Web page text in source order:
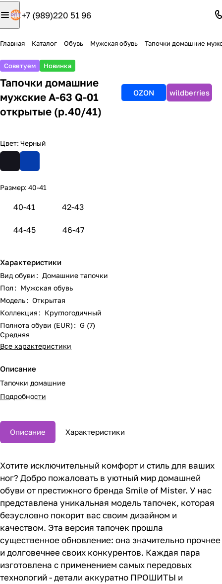
+7 (989)220 51 96
Главная Каталог Обувь Мужская обувь Тапочки домашние
Советуем Новинка
Тапочки домашние
мужские А-63 Q-01
открытые (р.40/41)
Цвет: Черный
Размер: 40-41
40-41 42-43
44-45 46-47
Характеристики
Вид обуви : Домашние тапочки
Пол : Мужская обувь
Модель: Открытая
Коллекция : Круглогодичный
Полнота обуви (EUR) : G (7)
Средняя
Все характеристики
Описание
Тапочки домашние
Подробности
OZON wildberries
Описание Характеристики
Хотите исключительный комфорт и стиль для ваших
ног? Добро пожаловать в уютный мир домашней
обуви от престижного бренда Smile of Mister. У нас
представлена уникальная модель тапочек, которая
безусловно покорит вас своим дизайном и
качеством. Эта версия тапочек прошла
существенное обновление: она значительно прочнее
и долговечнее своих конкурентов. Каждая пара
изготовлена с применением самых передовых
технологий - детали аккуратно ПРОШИТЫ и